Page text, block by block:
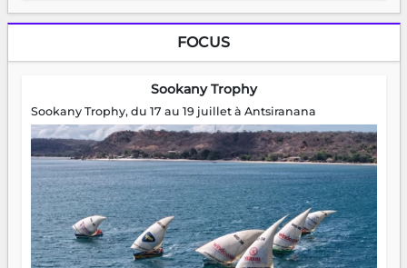
FOCUS
Sookany Trophy
Sookany Trophy, du 17 au 19 juillet à Antsiranana